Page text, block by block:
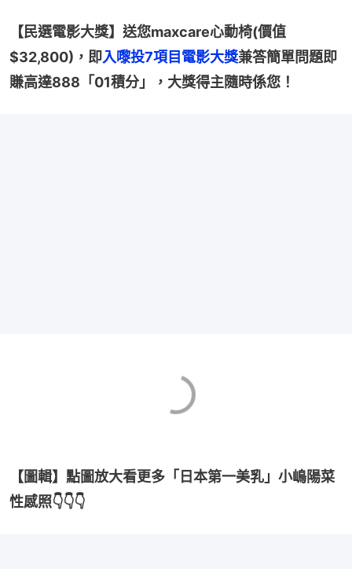
【民選電影大獎】送您maxcare心動椅(價值
$32,800)，即入嚟投7項目電影大獎兼答簡單問題即
賺高達888「01積分」，大獎得主隨時係您！
【圖輯】點圖放大看更多「日本第一美乳」小嶋陽菜
性感照👇👇👇